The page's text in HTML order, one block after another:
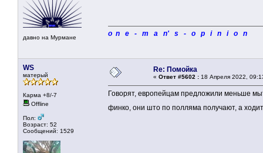
давно на Мурмане o n e - m a n' s - o p i n i o n
WS
матерый
Карма +8/-7
Offline
Пол:
Возраст: 52
Сообщений: 1529
Re: Помойка
« Ответ #5602 : 18 Апреля 2022,
Говорят, европейцам предложили меньше
финко, они што по полляма получают, а